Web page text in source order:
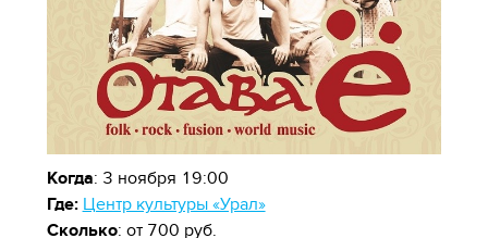
Когда: 3 ноября 19:00
Где: Центр культуры «Урал»
Сколько: от 700 руб.